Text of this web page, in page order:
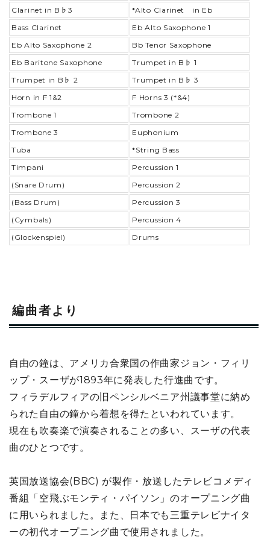
Clarinet in B♭3
*Alto Clarinet in Eb
Bass Clarinet
Eb Alto Saxophone 1
Eb Alto Saxophone 2
Bb Tenor Saxophone
Eb Baritone Saxophone
Trumpet in B♭ 1
Trumpet in B♭ 2
Trumpet in B♭ 3
Horn in F 1&2
F Horns 3 (*&4)
Trombone 1
Trombone 2
Trombone 3
Euphonium
Tuba
*String Bass
Timpani
Percussion 1
(Snare Drum)
Percussion 2
(Bass Drum)
Percussion 3
(Cymbals)
Percussion 4
(Glockenspiel)
Drums
編曲者より
自由の鐘は、アメリカ合衆国の作曲家ジョン・フィリ
ップ・スーザが1893年に発表した行進曲です。
フィラデルフィアの旧ペンシルベニア州議事堂に納め
られた自由の鐘から着想を得たといわれています。
現在も吹奏楽で演奏されることの多い、スーザの代表
曲のひとつです。
英国放送協会(BBC) が製作・放送したテレビコメディ
番組「空飛ぶモンティ・パイソン」のオープニング曲
に用いられました。また、日本でも三重テレビナイタ
ーの初代オープニング曲で使用されました。